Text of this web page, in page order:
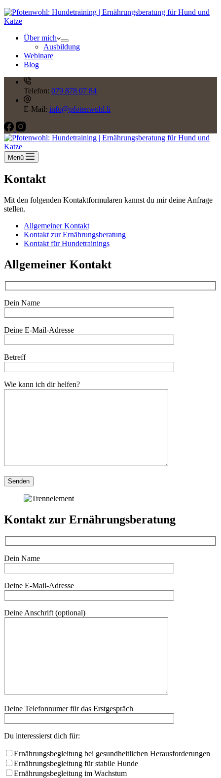
Über mich
Ausbildung
Webinare
Blog
Telefon: 079 878 07 84
E-Mail: info@pfotenwohl.li
Menü
Kontakt
Mit den folgenden Kontaktformularen kannst du mir deine Anfrage
stellen.
Allgemeiner Kontakt
Kontakt zur Ernährungsberatung
Kontakt für Hundetrainings
Allgemeiner Kontakt
Dein Name
Deine E-Mail-Adresse
Betreff
Wie kann ich dir helfen?
Kontakt zur Ernährungsberatung
Dein Name
Deine E-Mail-Adresse
Deine Anschrift (optional)
Deine Telefonnumer für das Erstgespräch
Du interessierst dich für:
Ernährungsbegleitung bei gesundheitlichen Herausforderungen
Ernährungsbegleitung für stabile Hunde
Ernährungsbegleitung im Wachstum